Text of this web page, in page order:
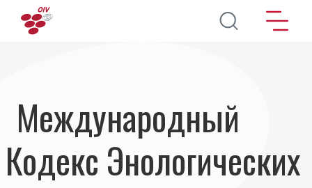
Перейти к основному содержанию
Международный
Кодекс Энологических